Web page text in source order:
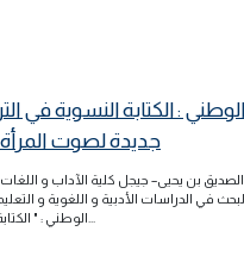
: الكتابة النسوية في
جديدة لصوت المرأة
بن يحيى– جيجل كلية الآداب و
في الدراسات الأدبية و اللغوية و